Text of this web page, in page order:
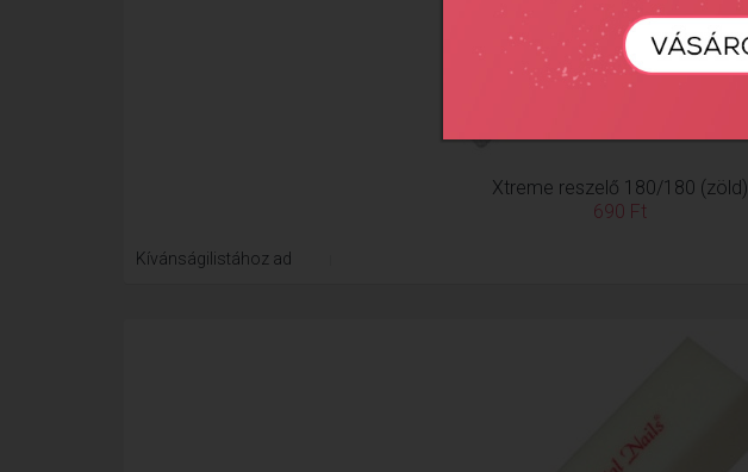
Xtreme reszelő 180/180 (zöld)
690 Ft
Kívánságilistához ad